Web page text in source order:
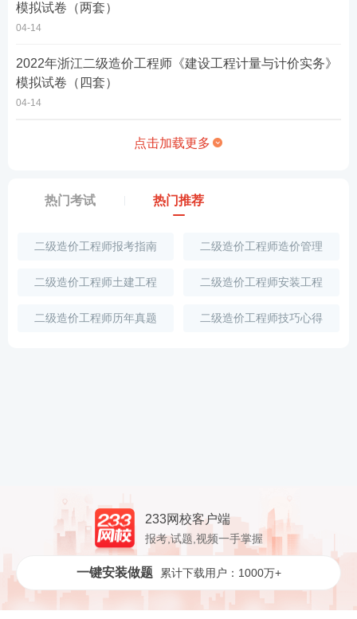
模拟试卷（两套）
04-14
2022年浙江二级造价工程师《建设工程计量与计价实务》
模拟试卷（四套）
04-14
点击加载更多
热门考试 热门推荐
二级造价工程师报考指南 二级造价工程师造价管理
二级造价工程师土建工程 二级造价工程师安装工程
二级造价工程师历年真题 二级造价工程师技巧心得
233网校客户端
报考,试题,视频一手掌握
一键安装做题 累计下载用户：1000万+